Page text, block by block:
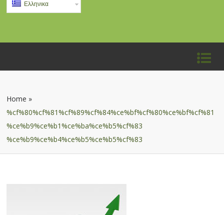
Ελληνικα
Home »
%cf%80%cf%81%cf%89%cf%84%ce%bf%cf%80%ce%bf%cf%81
%ce%b9%ce%b1%ce%ba%ce%b5%cf%83
%ce%b9%ce%b4%ce%b5%ce%b5%cf%83